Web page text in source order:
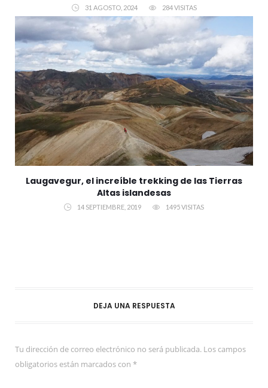
31 AGOSTO, 2024 284 VISITAS
Laugavegur, el increíble trekking de las Tierras
Altas islandesas
14 SEPTIEMBRE, 2019 1495 VISITAS
DEJA UNA RESPUESTA
Tu dirección de correo electrónico no será publicada. Los campos
obligatorios están marcados con *